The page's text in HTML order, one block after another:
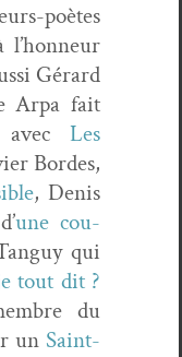
poètes
l’honneur
Gérard
Arpa fait
avecLes
Bor­des,
, Denis
une cou­
qui
tout dit ?
du
un Saint-